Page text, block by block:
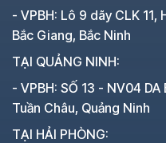
- VPBH: Lô 9 dãy CLK 11,
Bắc Giang, Bắc Ninh
TẠI QUẢNG NINH:
- VPBH: SỐ 13 - NV04
Tuần Châu, Quảng Ninh
TẠI HẢI PHÒNG: